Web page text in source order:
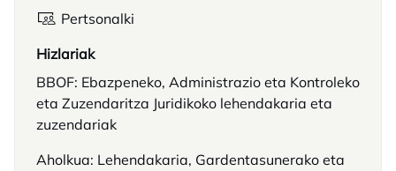
Pertsonalki
Hizlariak
BBOF: Ebazpeneko, Administrazio eta Kontroleko
eta Zuzendaritza Juridikoko lehendakaria eta
zuzendariak
Aholkua: Lehendakaria, Gardentasunerako eta